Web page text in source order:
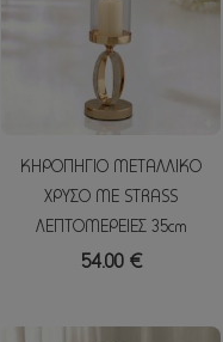
ΚΗΡΟΠΗΓΙΟ ΜΕΤΑΛΛΙΚΟ
ΧΡΥΣΟ ME STRASS
ΛΕΠΤΟΜΕΡΕΙΕΣ 35cm
54.00 €